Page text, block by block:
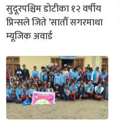
सुदूरपश्चिम डोटीका १२ वर्षीय
प्रिन्सले जिते ’सातौँ सगरमाथा
म्यूजिक अवार्ड